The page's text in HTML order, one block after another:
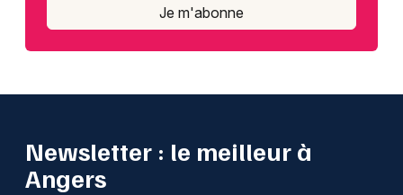
Je m'abonne
Newsletter : le meilleur à
Angers